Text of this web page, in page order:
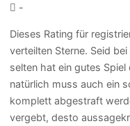
-
Dieses Rating für
verteilten Sterne. Seid
selten hat ein gutes
natürlich muss auch ein
komplett abgestraft
vergebt, desto